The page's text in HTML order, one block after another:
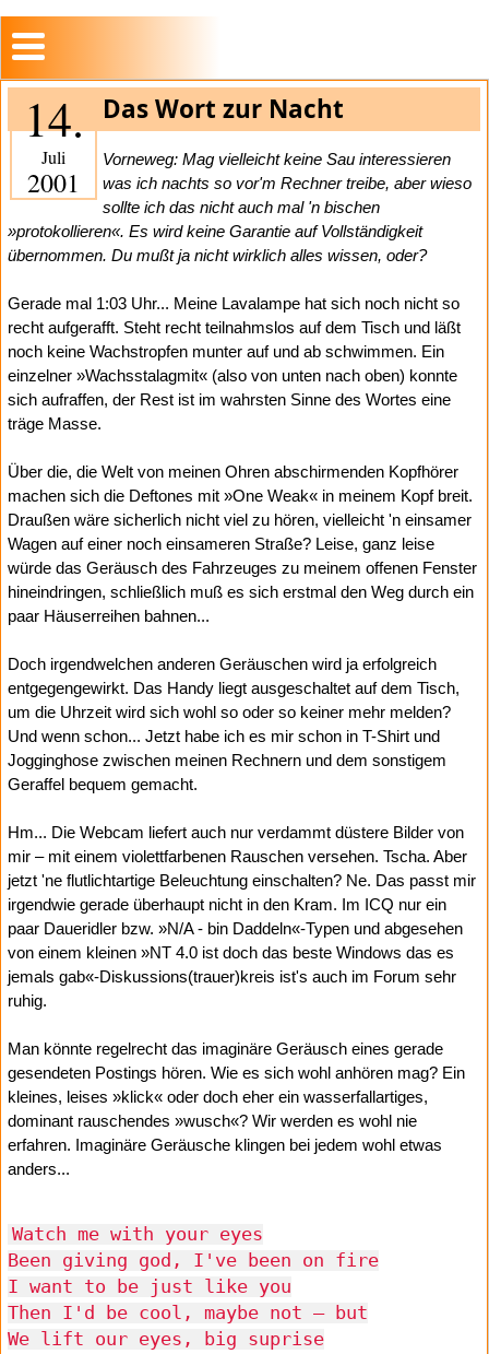
14.
Juli
2001
Das Wort zur Nacht
Vorneweg: Mag vielleicht keine Sau interessieren
was ich nachts so vor'm Rechner treibe, aber wieso
sollte ich das nicht auch mal 'n bischen
»protokollieren«. Es wird keine Garantie auf Vollständigkeit
übernommen. Du mußt ja nicht wirklich alles wissen, oder?
Gerade mal 1:03 Uhr... Meine Lavalampe hat sich noch nicht so
recht aufgerafft. Steht recht teilnahmslos auf dem Tisch und läßt
noch keine Wachstropfen munter auf und ab schwimmen. Ein
einzelner »Wachsstalagmit« (also von unten nach oben) konnte
sich aufraffen, der Rest ist im wahrsten Sinne des Wortes eine
träge Masse.
Über die, die Welt von meinen Ohren abschirmenden Kopfhörer
machen sich die Deftones mit »One Weak« in meinem Kopf breit.
Draußen wäre sicherlich nicht viel zu hören, vielleicht 'n einsamer
Wagen auf einer noch einsameren Straße? Leise, ganz leise
würde das Geräusch des Fahrzeuges zu meinem offenen Fenster
hineindringen, schließlich muß es sich erstmal den Weg durch ein
paar Häuserreihen bahnen...
Doch irgendwelchen anderen Geräuschen wird ja erfolgreich
entgegengewirkt. Das Handy liegt ausgeschaltet auf dem Tisch,
um die Uhrzeit wird sich wohl so oder so keiner mehr melden?
Und wenn schon... Jetzt habe ich es mir schon in T-Shirt und
Jogginghose zwischen meinen Rechnern und dem sonstigem
Geraffel bequem gemacht.
Hm... Die Webcam liefert auch nur verdammt düstere Bilder von
mir – mit einem violettfarbenen Rauschen versehen. Tscha. Aber
jetzt 'ne flutlichtartige Beleuchtung einschalten? Ne. Das passt mir
irgendwie gerade überhaupt nicht in den Kram. Im ICQ nur ein
paar Daueridler bzw. »N/A - bin Daddeln«-Typen und abgesehen
von einem kleinen »NT 4.0 ist doch das beste Windows das es
jemals gab«-Diskussions(trauer)kreis ist's auch im Forum sehr
ruhig.
Man könnte regelrecht das imaginäre Geräusch eines gerade
gesendeten Postings hören. Wie es sich wohl anhören mag? Ein
kleines, leises »klick« oder doch eher ein wasserfallartiges,
dominant rauschendes »wusch«? Wir werden es wohl nie
erfahren. Imaginäre Geräusche klingen bei jedem wohl etwas
anders...
Watch me with your eyes
Been giving god, I've been on fire
I want to be just like you
Then I'd be cool, maybe not – but
We lift our eyes, big suprise